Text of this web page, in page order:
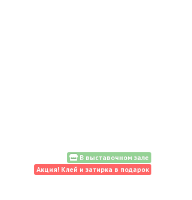
В выставочном зале
Акция! Клей и затирка в подарок